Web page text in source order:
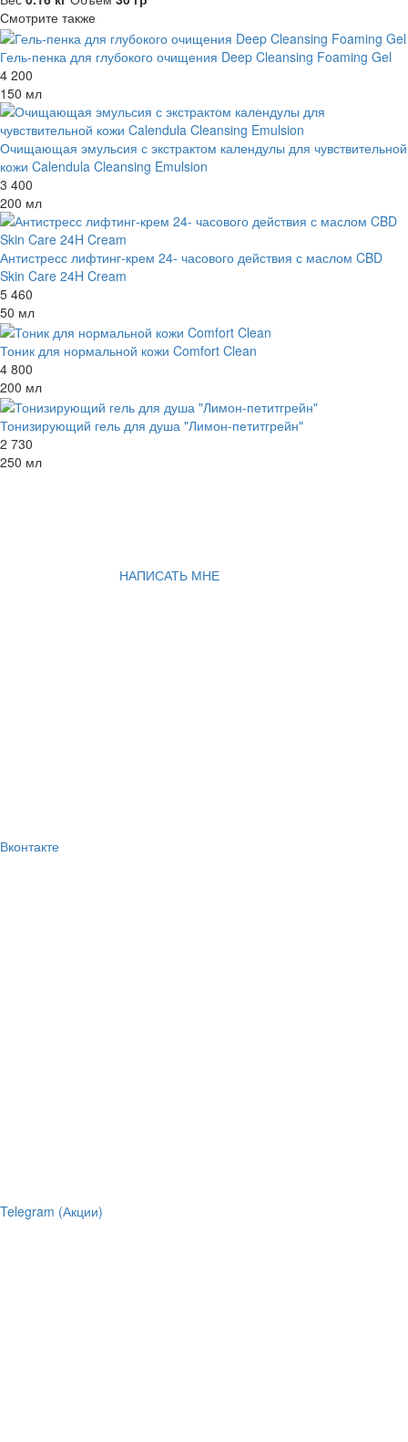
Смотрите также
Гель-пенка для глубокого очищения Deep Cleansing Foaming Gel
4 200
150 мл
Очищающая эмульсия с экстрактом календулы для чувствительной
кожи Calendula Cleansing Emulsion
3 400
200 мл
Антистресс лифтинг-крем 24- часового действия с маслом CBD
Skin Care 24H Cream
5 460
50 мл
Тоник для нормальной кожи Comfort Clean
4 800
200 мл
Тонизирующий гель для душа "Лимон-петитгрейн"
2 730
250 мл
НАПИСАТЬ МНЕ
Вконтакте
Telegram (Акции)